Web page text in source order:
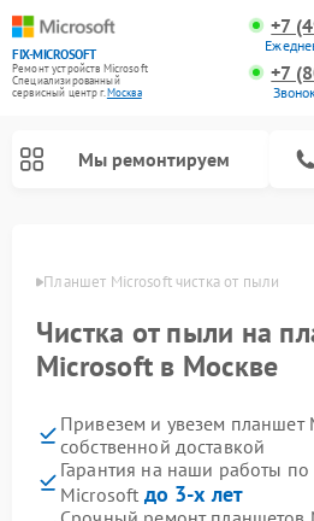
FIX-MICROSOFT
Ремонт устройств Microsoft
Специализированный
cервисный центр г.Москва
+7
+7
Мы ремонтируем
Планшет Microsoft чистка от пыли
Чистка от пыли на
Microsoft в Москве
Привезем и увезем планшет
собственной доставкой
Гарантия на наши работы
Microsoft до 3-х лет